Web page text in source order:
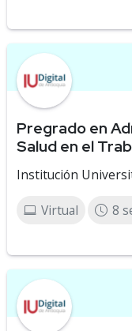
Pregrado en
Salud en el
Institución
Virtual 8